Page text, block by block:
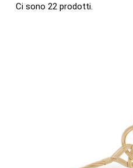
Ci sono 22 prodotti.